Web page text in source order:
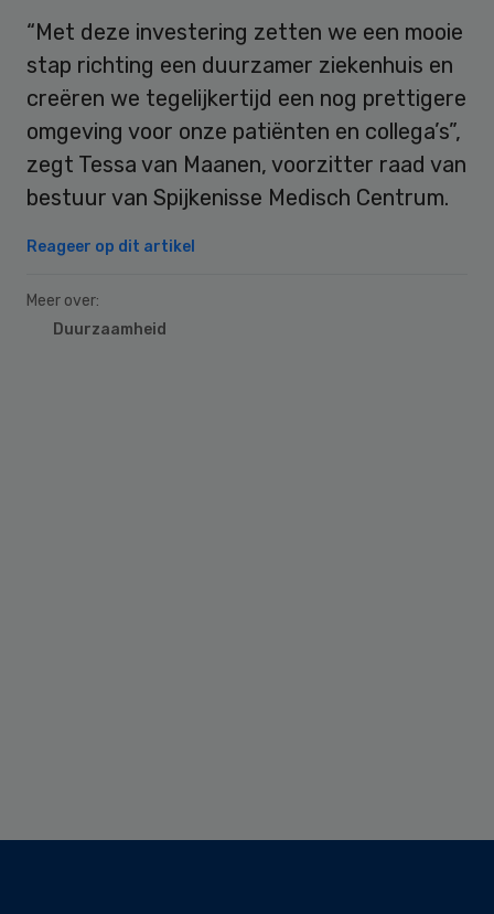
“Met deze investering zetten we een mooie
stap richting een duurzamer ziekenhuis en
creëren we tegelijkertijd een nog prettigere
omgeving voor onze patiënten en collega’s”,
zegt Tessa van Maanen, voorzitter raad van
bestuur van Spijkenisse Medisch Centrum.
Reageer op dit artikel
Meer over:
Duurzaamheid